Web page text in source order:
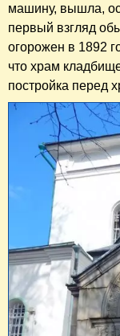
машину, вышла,
первый взгляд
огорожен в 1892
что храм
постройка перед